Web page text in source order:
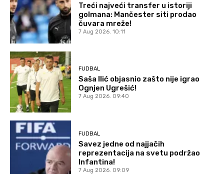
Treći najveći transfer u istoriji
golmana: Mančester siti prodao
čuvara mreže!
7 Aug 2026. 10:11
FUDBAL
Saša Ilić objasnio zašto nije igrao
Ognjen Ugrešić!
7 Aug 2026. 09:40
FUDBAL
Savez jedne od najjačih
reprezentacija na svetu podržao
Infantina!
7 Aug 2026. 09:09